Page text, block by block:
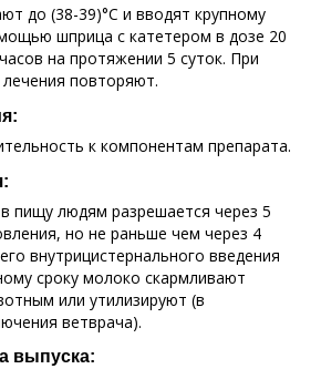
до (38-39)°С и вводят крупному
шприца с катетером в дозе 20
на протяжении 5 суток. При
повторяют.
к компонентам препарата.
пищу людям разрешается через 5
но не раньше чем через 4
внутрицистернального введения
сроку молоко скармливают
или утилизируют (в
ветврача).
выпуска: